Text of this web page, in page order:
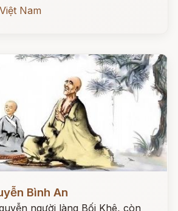
Nam
Bình An
người làng Bối Khê, còn